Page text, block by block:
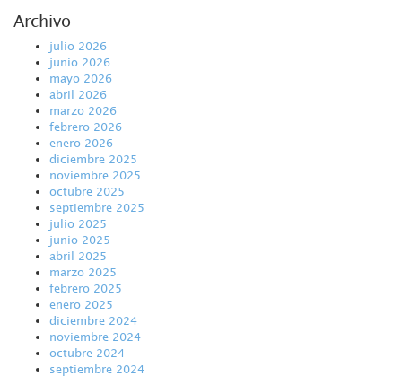
Archivo
julio 2026
junio 2026
mayo 2026
abril 2026
marzo 2026
febrero 2026
enero 2026
diciembre 2025
noviembre 2025
octubre 2025
septiembre 2025
julio 2025
junio 2025
abril 2025
marzo 2025
febrero 2025
enero 2025
diciembre 2024
noviembre 2024
octubre 2024
septiembre 2024